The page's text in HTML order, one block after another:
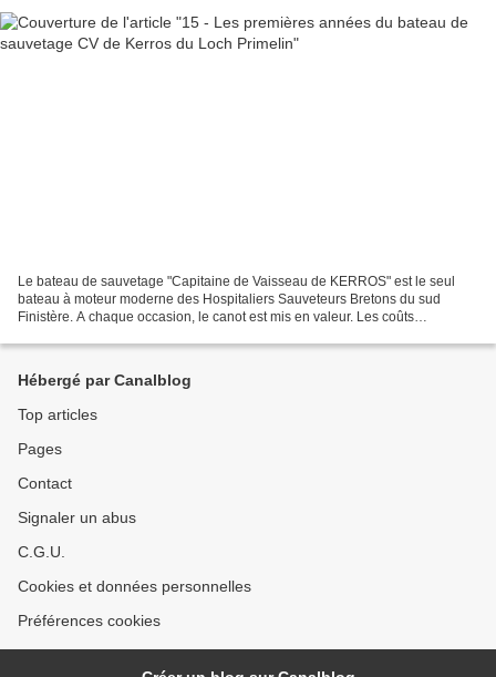
Le bateau de sauvetage "Capitaine de Vaisseau de KERROS" est le seul
bateau à moteur moderne des Hospitaliers Sauveteurs Bretons du sud
Finistère. A chaque occasion, le canot est mis en valeur. Les coûts
Hébergé par Canalblog
Top articles
Pages
Contact
Signaler un abus
C.G.U.
Cookies et données personnelles
Préférences cookies